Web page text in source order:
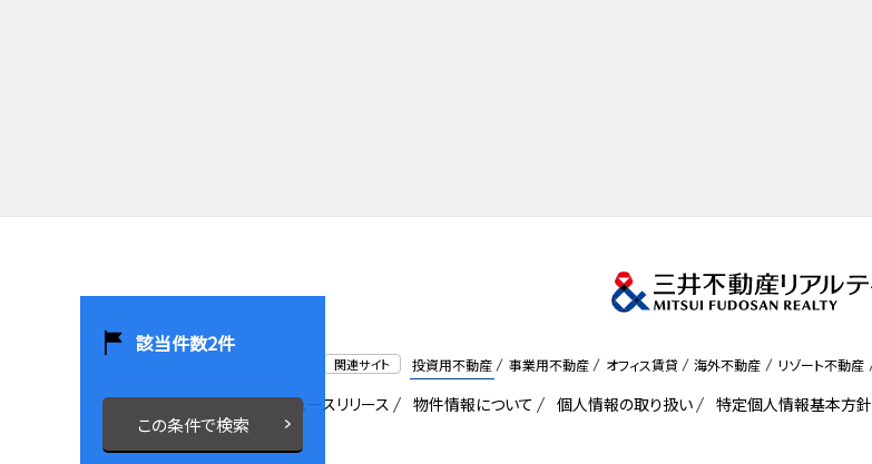
該当件数2件
この条件で検索
関連サイト 投資用不動産 事業用不動産 オフィス賃貸 海外不動産 リゾート不動産
会社概要 採用情報 ニュースリリース 物件情報について 個人情報の取り扱い 特定個人情報基本方針